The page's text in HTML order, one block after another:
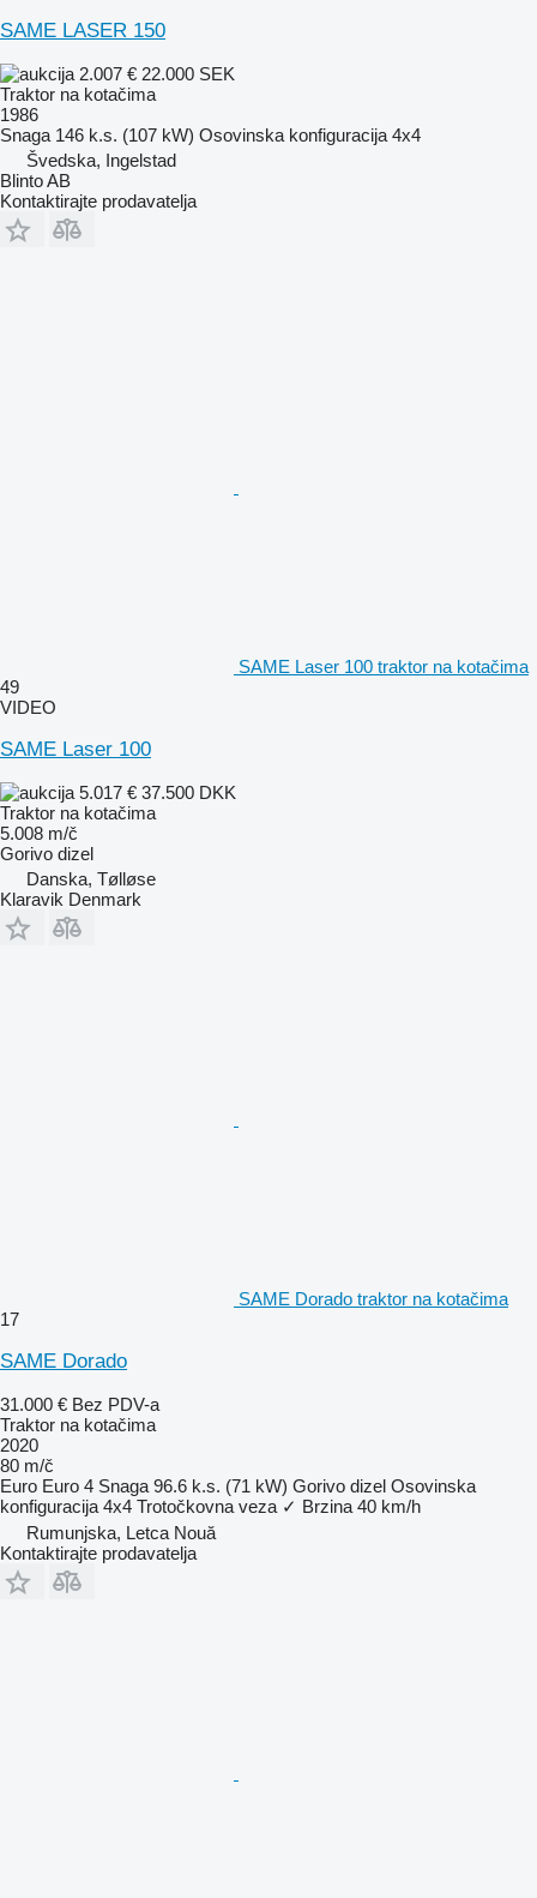
SAME LASER 150
2.007 € 22.000 SEK
Traktor na kotačima
1986
Snaga 146 k.s. (107 kW) Osovinska konfiguracija 4x4
Švedska, Ingelstad
Blinto AB
Kontaktirajte prodavatelja
SAME Laser 100 traktor na kotačima
49
VIDEO
SAME Laser 100
5.017 € 37.500 DKK
Traktor na kotačima
5.008 m/č
Gorivo dizel
Danska, Tølløse
Klaravik Denmark
SAME Dorado traktor na kotačima
17
SAME Dorado
31.000 € Bez PDV-a
Traktor na kotačima
2020
80 m/č
Euro Euro 4 Snaga 96.6 k.s. (71 kW) Gorivo dizel Osovinska
konfiguracija 4x4 Trotočkovna veza ✓ Brzina 40 km/h
Rumunjska, Letca Nouă
Kontaktirajte prodavatelja